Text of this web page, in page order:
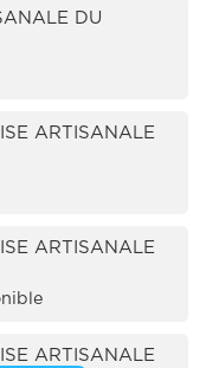
DU
ARTISANALE
ARTISANALE
ARTISANALE